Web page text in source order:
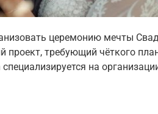
церемонию мечты
проект, требующий чёткого
на